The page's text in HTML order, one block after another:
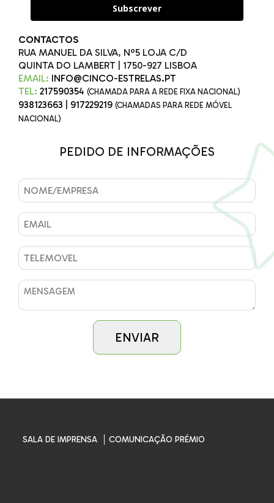
Subscrever
CONTACTOS
RUA MANUEL DA SILVA, Nº5 LOJA C/D
QUINTA DO LAMBERT | 1750-927 LISBOA
EMAIL: INFO@CINCO-ESTRELAS.PT
TEL: 217590354 (CHAMADA PARA A REDE FIXA NACIONAL)
938123663 917229219 (CHAMADAS PARA REDE MÓVEL
NACIONAL)
PEDIDO DE INFORMAÇÕES
SALA DE IMPRENSA COMUNICAÇÃO PRÉMIO